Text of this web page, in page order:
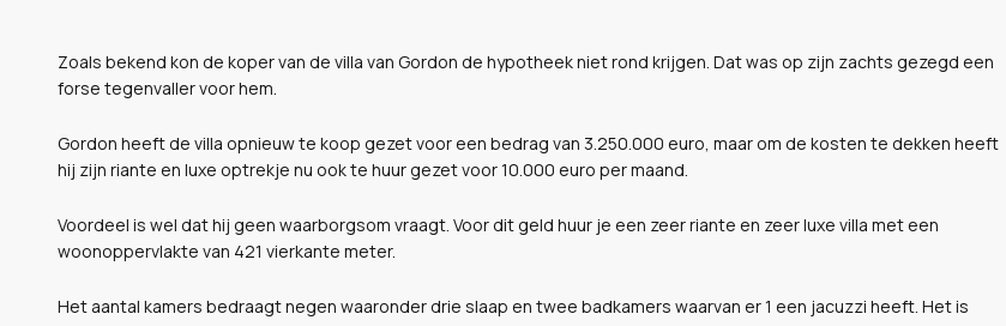
Zoals bekend kon de koper van de villa van Gordon de hypotheek niet rond krijgen. Dat was op zijn zachts gezegd een
forse tegenvaller voor hem.
Gordon heeft de villa opnieuw te koop gezet voor een bedrag van 3.250.000 euro, maar om de kosten te dekken heeft
hij zijn riante en luxe optrekje nu ook te huur gezet voor 10.000 euro per maand.
Voordeel is wel dat hij geen waarborgsom vraagt. Voor dit geld huur je een zeer riante en zeer luxe villa met een
woonoppervlakte van 421 vierkante meter.
Het aantal kamers bedraagt negen waaronder drie slaap en twee badkamers waarvan er 1 een jacuzzi heeft. Het is